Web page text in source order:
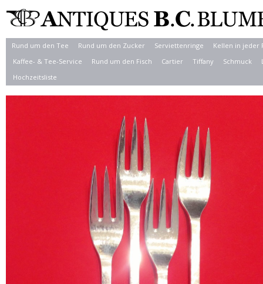
Rund um den Tee Rund um den Zucker Serviettenringe
Kellen in jeder
Kaffee- & Tee-Service
Rund um den Fisch Cartier Tiffany Schmuck
Hochzeitsliste